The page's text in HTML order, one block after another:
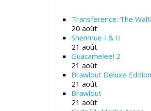
Transference: The
20 août
Shenmue I & II
21 août
Guacamelee! 2
21 août
Brawlout Deluxe Edition
21 août
Brawlout
21 août